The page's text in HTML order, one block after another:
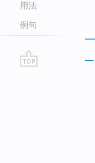
用法
例句